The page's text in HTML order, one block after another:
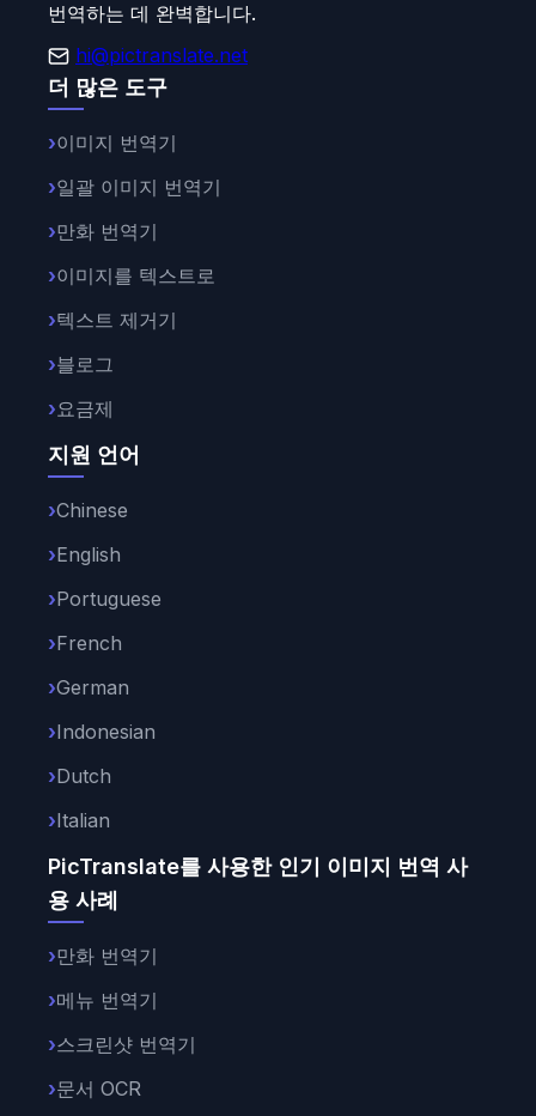
번역하는 데 완벽합니다.
hi@pictranslate.net
더 많은 도구
이미지 번역기
일괄 이미지 번역기
만화 번역기
이미지를 텍스트로
텍스트 제거기
블로그
요금제
지원 언어
Chinese
English
Portuguese
French
German
Indonesian
Dutch
Italian
PicTranslate를 사용한 인기 이미지 번역 사
용 사례
만화 번역기
메뉴 번역기
스크린샷 번역기
문서 OCR